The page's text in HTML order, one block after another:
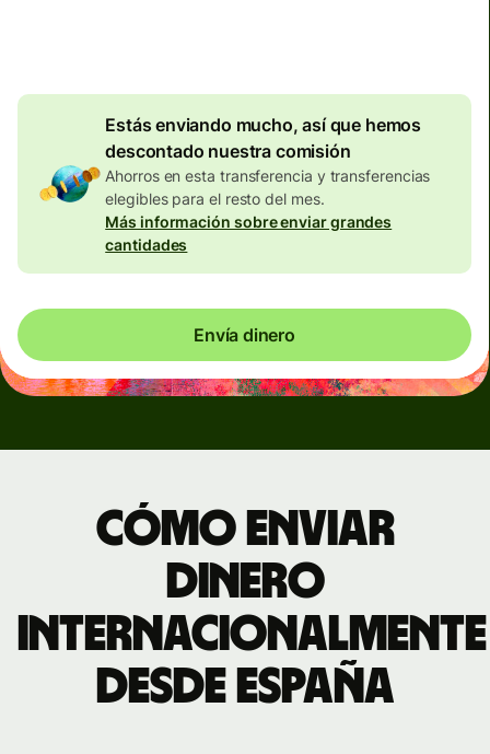
Estás enviando mucho, así que hemos
descontado nuestra comisión
Ahorros en esta transferencia y transferencias
elegibles para el resto del mes.
Más información sobre enviar grandes
cantidades
Envía dinero
Cómo enviar
dinero
internacionalmente
desde España